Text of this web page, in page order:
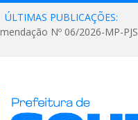
ÚLTIMAS PUBLICAÇÕES:
Nº 06/2026-MP-PJS